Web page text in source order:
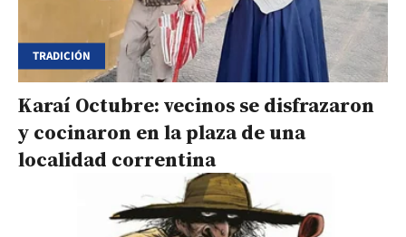
TRADICIÓN
Karaí Octubre: vecinos se disfrazaron
y cocinaron en la plaza de una
localidad correntina